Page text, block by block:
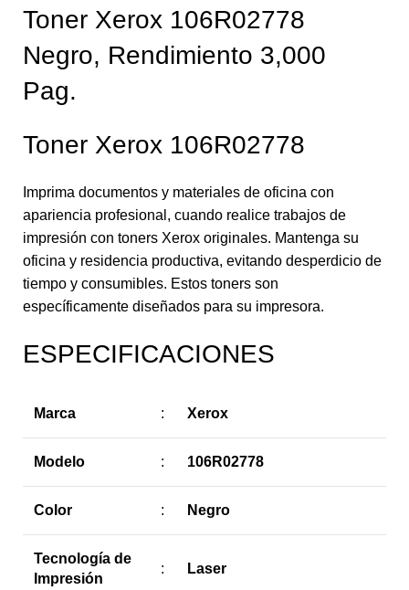
Toner Xerox 106R02778
Negro, Rendimiento 3,000
Pag.
Toner Xerox 106R02778
Imprima documentos y materiales de oficina con
apariencia profesional, cuando realice trabajos de
impresión con toners Xerox originales. Mantenga su
oficina y residencia productiva, evitando desperdicio de
tiempo y consumibles. Estos toners son
específicamente diseñados para su impresora.
ESPECIFICACIONES
Marca : Xerox
Modelo : 106R02778
Color : Negro
Tecnología de
Impresión
: Laser